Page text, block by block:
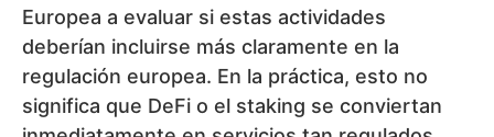
Europea a evaluar si estas actividades
deberían incluirse más claramente en la
regulación europea. En la práctica, esto no
significa que DeFi o el staking se conviertan